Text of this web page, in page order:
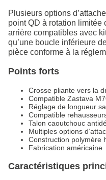
Plusieurs options
point QD à rotation limitée
arrière compatibles avec
qu’une boucle inférieure
pièce conforme à la
Points forts
Crosse pliante vers la
Compatible Zastava
Réglage de longueur
Compatible
Talon caoutchouc
Multiples options
Construction polymère
Fabrication américaine
Caractéristiques